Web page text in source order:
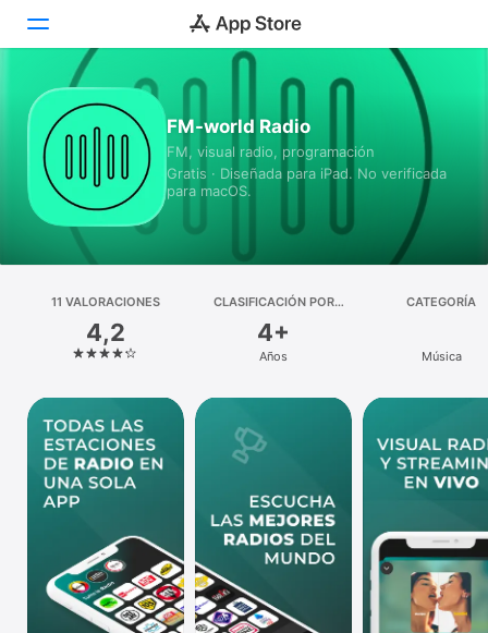
Hoy
Apps
Arcade
Plataforma
iPhone
iPad
Mac
Watch
TV
FM-world Radio
FM, visual radio, programación
Gratis · Diseñada para iPad. No verificada
para macOS.
11 VALORACIONES
4,2
CLASIFICACIÓN POR
4+
Años
CATEGORÍA
Música